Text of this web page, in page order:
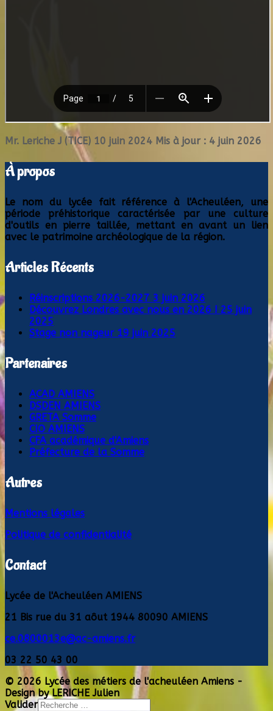
Mr. Leriche J (TICE) 10 juin 2024 Mis à jour : 4 juin 2026
À propos
Le nom du lycée fait référence à l'Acheuléen, une
période préhistorique caractérisée par une culture
d'outils en pierre taillée, mettant en avant un lien
avec le patrimoine archéologique de la région.
Articles Récents
Réinscriptions 2026-2027 3 juin 2026
Découvrez Londres avec nous en 2026 ! 25 juin
2025
Stage non nageur 19 juin 2025
Partenaires
ACAD AMIENS
DSDEN AMIENS
GRETA Somme
CIO AMIENS
CFA académique d'Amiens
Préfecture de la Somme
Autres
Mentions légales
Politique de confidentialité
Contact
Lycée de l'Acheuléen AMIENS
21 Bis rue du 31 aôut 1944 80090 AMIENS
ce.0800013e@ac-amiens.fr
03 22 50 43 00
© 2026 Lycée des métiers de l'acheuléen Amiens -
Design by LERICHE Julien
Valider